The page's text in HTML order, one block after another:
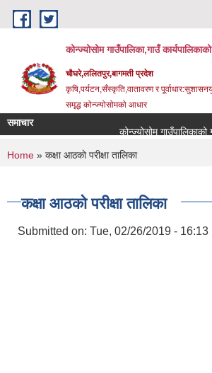
Skip to main content
कोन्ज्योसोम गाउँपालिका,गाउँ
चौघरे,ललितपुर,बागमती प्रदेश
कृषि,पर्यटन,सँस्कृति,वातावरण र
समृद्ध कोन्ज्योसोमको आधार
समाचार
कोन्ज्योसोम गाउँपालिकाको
You are here
Home » कक्षा आठकाे परीक्षा तालिका
कक्षा आठकाे परीक्षा तालिका
Submitted on: Tue, 02/26/2019 - 16:13